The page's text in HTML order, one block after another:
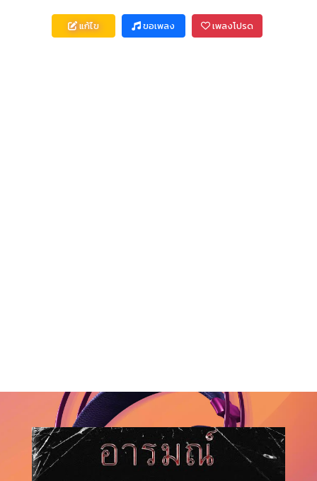
แก้ไข ขอเพลง เพลงโปรด